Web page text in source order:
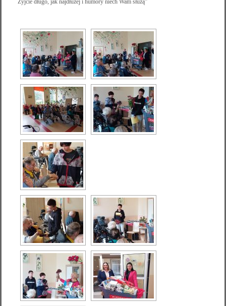
Żyjcie długo, jak najdłużej i humory niech Wam służą”